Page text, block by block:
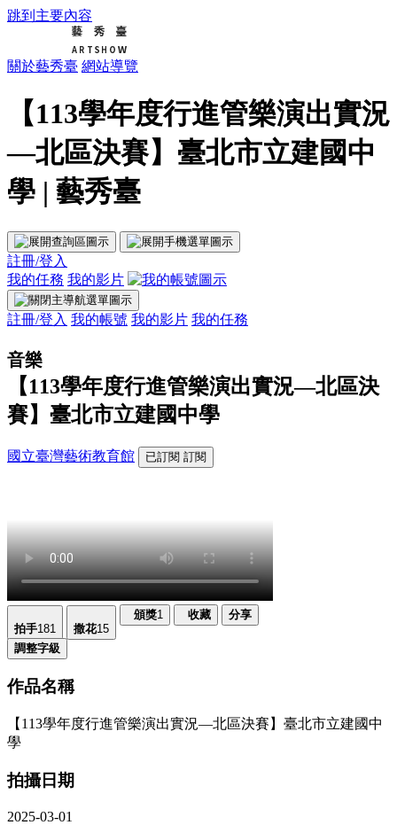
跳到主要內容
關於藝秀臺 網站導覽
【113學年度行進管樂演出實況
—北區決賽】臺北市立建國中
學 | 藝秀臺
註冊/登入
我的任務 我的影片
註冊/登入 我的帳號 我的影片 我的任務
音樂
【113學年度行進管樂演出實況—北區決
賽】臺北市立建國中學
國立臺灣藝術教育館 已訂閱 訂閱
拍手181 撒花15
頒獎1 收藏 分享
調整字級
作品名稱
【113學年度行進管樂演出實況—北區決賽】臺北市立建國中
學
拍攝日期
2025-03-01